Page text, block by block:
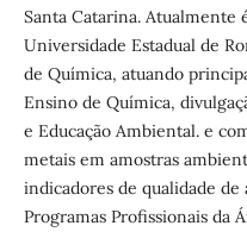
Santa Catarina. Atualmente
Universidade Estadual de
de Química, atuando
Ensino de Química,
e Educação Ambiental. e
metais em amostras
indicadores de qualidade de
Programas Profissionais da